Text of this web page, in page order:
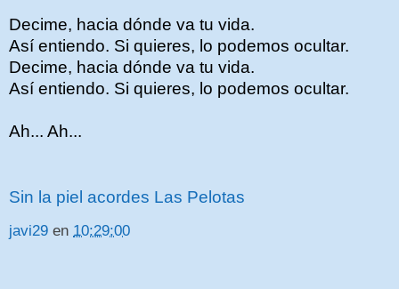
Decime, hacia dónde va tu vida.
Así entiendo. Si quieres, lo podemos ocultar.
Decime, hacia dónde va tu vida.
Así entiendo. Si quieres, lo podemos ocultar.
Ah... Ah...
Sin la piel acordes Las Pelotas
javi29 en 10:29:00